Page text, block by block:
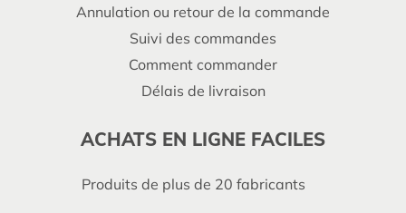
Annulation ou retour de la commande
Suivi des commandes
Comment commander
Délais de livraison
ACHATS EN LIGNE FACILES
Produits de plus de 20 fabricants